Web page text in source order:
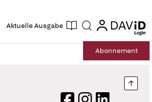
Aktuelle Ausgabe Suche login
login
Abonnement
Nach
FacebookInstagram
LinkedIn